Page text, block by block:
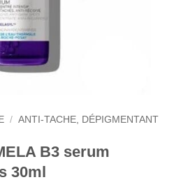
/ ANTI-TACHE, DÉPIGMENTANT
B3 serum
30ml